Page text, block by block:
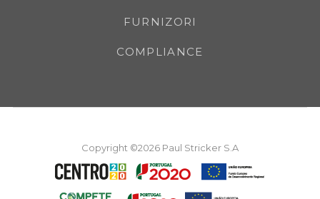
FURNIZORI
COMPLIANCE
Copyright ©2026 Paul Stricker S.A